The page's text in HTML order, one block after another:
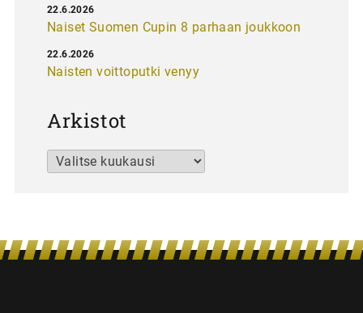
Naiset Suomen Cupin 8 parhaan joukkoon
22.6.2026
Naisten voittoputki venyy
22.6.2026
Arkistot
Arkistot